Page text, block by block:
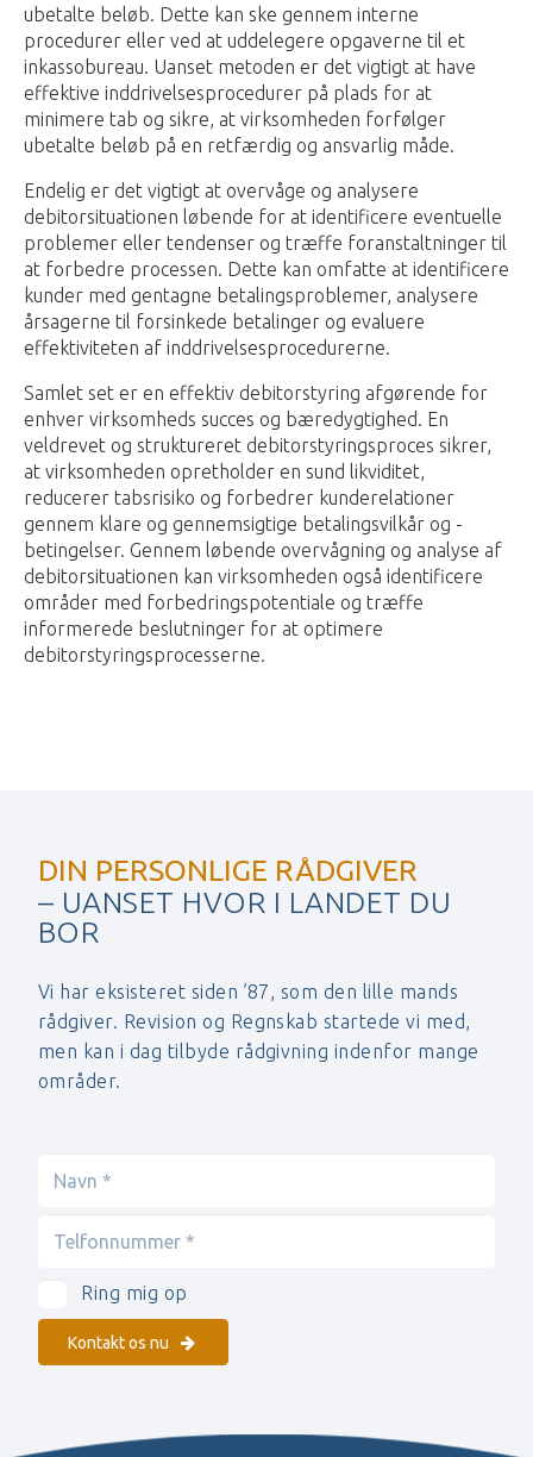
ubetalte beløb. Dette kan ske gennem interne
procedurer eller ved at uddelegere opgaverne til et
inkassobureau. Uanset metoden er det vigtigt at have
effektive inddrivelsesprocedurer på plads for at
minimere tab og sikre, at virksomheden forfølger
ubetalte beløb på en retfærdig og ansvarlig måde.
Endelig er det vigtigt at overvåge og analysere
debitorsituationen løbende for at identificere eventuelle
problemer eller tendenser og træffe foranstaltninger til
at forbedre processen. Dette kan omfatte at identificere
kunder med gentagne betalingsproblemer, analysere
årsagerne til forsinkede betalinger og evaluere
effektiviteten af inddrivelsesprocedurerne.
Samlet set er en effektiv debitorstyring afgørende for
enhver virksomheds succes og bæredygtighed. En
veldrevet og struktureret debitorstyringsproces sikrer,
at virksomheden opretholder en sund likviditet,
reducerer tabsrisiko og forbedrer kunderelationer
gennem klare og gennemsigtige betalingsvilkår og -
betingelser. Gennem løbende overvågning og analyse af
debitorsituationen kan virksomheden også identificere
områder med forbedringspotentiale og træffe
informerede beslutninger for at optimere
debitorstyringsprocesserne.
DIN PERSONLIGE RÅDGIVER
– UANSET HVOR I LANDET DU
BOR
Vi har eksisteret siden ’87, som den lille mands
rådgiver. Revision og Regnskab startede vi med,
men kan i dag tilbyde rådgivning indenfor mange
områder.
Ring mig op
Kontakt os nu